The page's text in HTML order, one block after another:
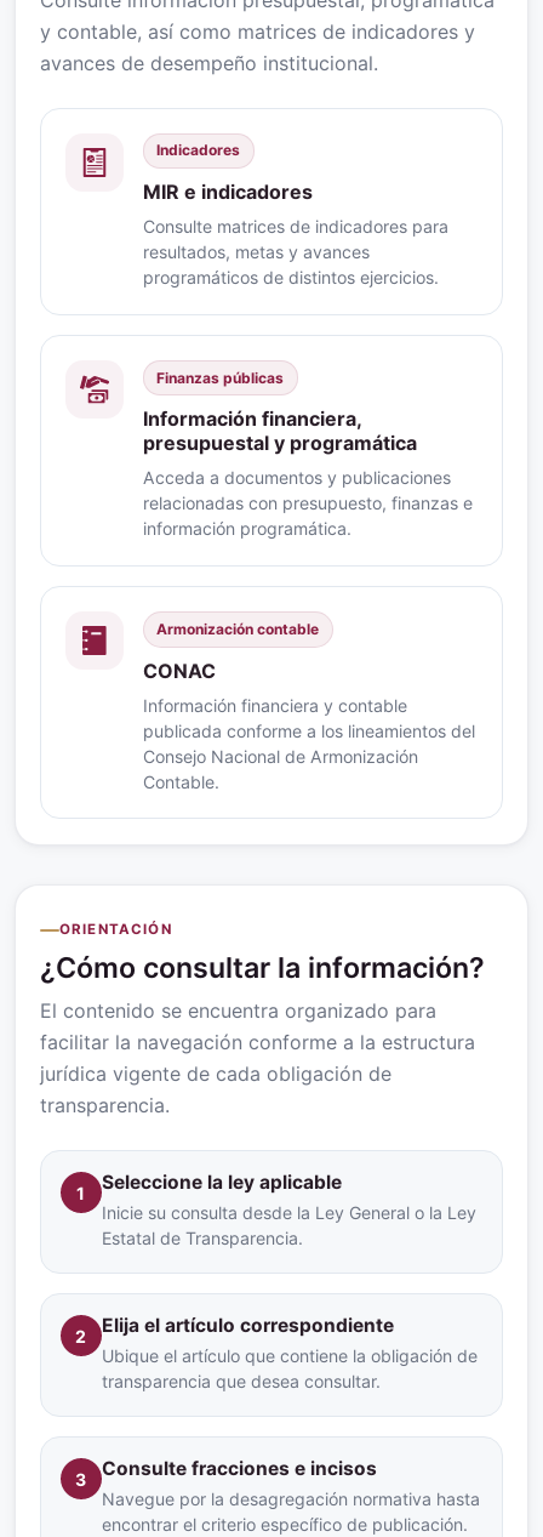
y contable, así como matrices de indicadores y
avances de desempeño institucional.
Indicadores
MIR e indicadores
Consulte matrices de indicadores para
resultados, metas y avances
programáticos de distintos ejercicios.
Finanzas públicas
Información financiera,
presupuestal y programática
Acceda a documentos y publicaciones
relacionadas con presupuesto, finanzas e
información programática.
Armonización contable
CONAC
Información financiera y contable
publicada conforme a los lineamientos del
Consejo Nacional de Armonización
Contable.
ORIENTACIÓN
¿Cómo consultar la información?
El contenido se encuentra organizado para
facilitar la navegación conforme a la estructura
jurídica vigente de cada obligación de
transparencia.
1 Seleccione la ley aplicable
Inicie su consulta desde la Ley General o la Ley
Estatal de Transparencia.
2 Elija el artículo correspondiente
Ubique el artículo que contiene la obligación de
transparencia que desea consultar.
3 Consulte fracciones e incisos
Navegue por la desagregación normativa hasta
encontrar el criterio específico de publicación.